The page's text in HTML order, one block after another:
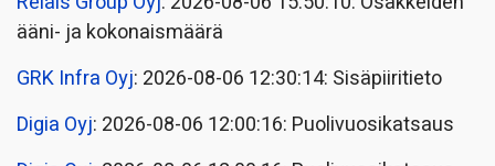
ääni- ja kokonaismäärä
GRK Infra Oyj: 2026-08-06 12:30:14: Sisäpiiritieto
Digia Oyj: 2026-08-06 12:00:16: Puolivuosikatsaus